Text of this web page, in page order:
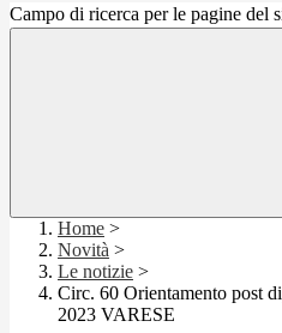
Campo di ricerca per le pagine del
Home >
Novità >
Le notizie >
Circ. 60 Orientamento post
2023 VARESE